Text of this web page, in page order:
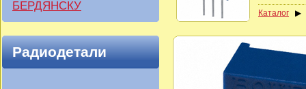
БЕРДЯНСКУ
Радиодетали
Каталог